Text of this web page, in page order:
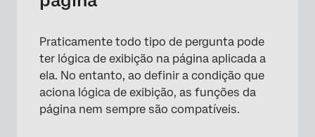
Praticamente todo tipo de pergunta pode
ter lógica de exibição na página aplicada a
ela. No entanto, ao definir a condição que
aciona lógica de exibição, as funções da
página nem sempre são compatíveis.